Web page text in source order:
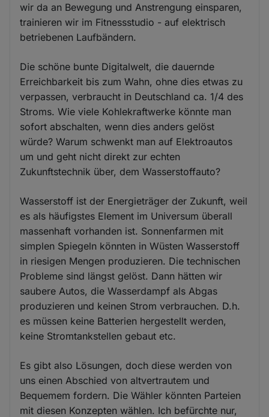
wir da an Bewegung und Anstrengung einsparen,
trainieren wir im Fitnessstudio - auf elektrisch
betriebenen Laufbändern.
Die schöne bunte Digitalwelt, die dauernde
Erreichbarkeit bis zum Wahn, ohne dies etwas zu
verpassen, verbraucht in Deutschland ca. 1/4 des
Stroms. Wie viele Kohlekraftwerke könnte man
sofort abschalten, wenn dies anders gelöst
würde? Warum schwenkt man auf Elektroautos
um und geht nicht direkt zur echten
Zukunftstechnik über, dem Wasserstoffauto?
Wasserstoff ist der Energieträger der Zukunft, weil
es als häufigstes Element im Universum überall
massenhaft vorhanden ist. Sonnenfarmen mit
simplen Spiegeln könnten in Wüsten Wasserstoff
in riesigen Mengen produzieren. Die technischen
Probleme sind längst gelöst. Dann hätten wir
saubere Autos, die Wasserdampf als Abgas
produzieren und keinen Strom verbrauchen. D.h.
es müssen keine Batterien hergestellt werden,
keine Stromtankstellen gebaut etc.
Es gibt also Lösungen, doch diese werden von
uns einen Abschied von altvertrautem und
Bequemem fordern. Die Wähler könnten Parteien
mit diesen Konzepten wählen. Ich befürchte nur,